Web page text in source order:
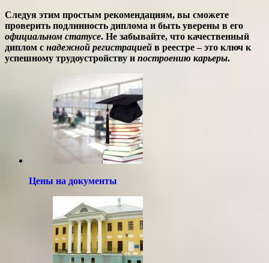
Следуя этим простым рекомендациям, вы сможете
проверить подлинность диплома и быть уверены в его
официальном статусе. Не забывайте, что качественный
диплом с надежной регистрацией в реестре – это ключ к
успешному трудоустройству и построению карьеры.
Цены на документы